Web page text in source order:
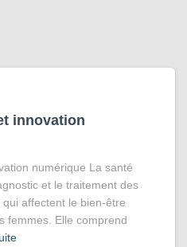
innovation
numérique La santé
et le traitement des
affectent le bien-être
femmes. Elle comprend